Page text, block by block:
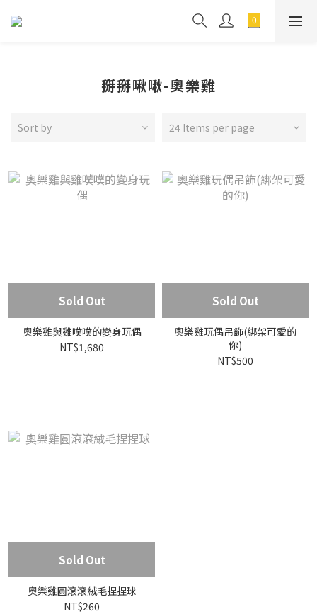
掰掰啾啾-奧樂雞
Sort by 24 Items per page
Sold Out
奧樂雞與雞噗噗的變身玩偶
NT$1,680
Sold Out
奧樂雞玩偶吊飾(綁架可愛的
你)
NT$500
Sold Out
奧樂雞圓滾滾絨毛捏捏球
NT$260